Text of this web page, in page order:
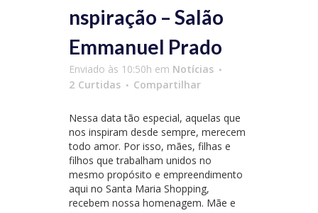
nspiração – Salão
Emmanuel Prado
Enviado às 10:50h em Notícias
2 Curtidas Compartilhar
Nessa data tão especial, aquelas que
nos inspiram desde sempre, merecem
todo amor. Por isso, mães, filhas e
filhos que trabalham unidos no
mesmo propósito e empreendimento
aqui no Santa Maria Shopping,
recebem nossa homenagem. Mãe e